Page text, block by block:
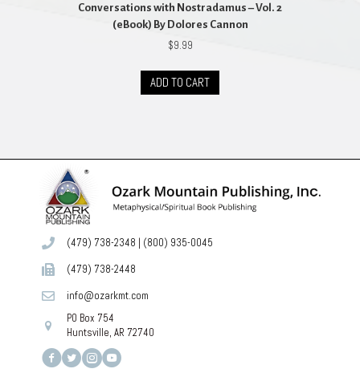
Conversations with Nostradamus – Vol. 2
(eBook) By Dolores Cannon
$9.99
ADD TO CART
(479) 738-2348 | (800) 935-0045
(479) 738-2448
info@ozarkmt.com
PO Box 754
Huntsville, AR 72740